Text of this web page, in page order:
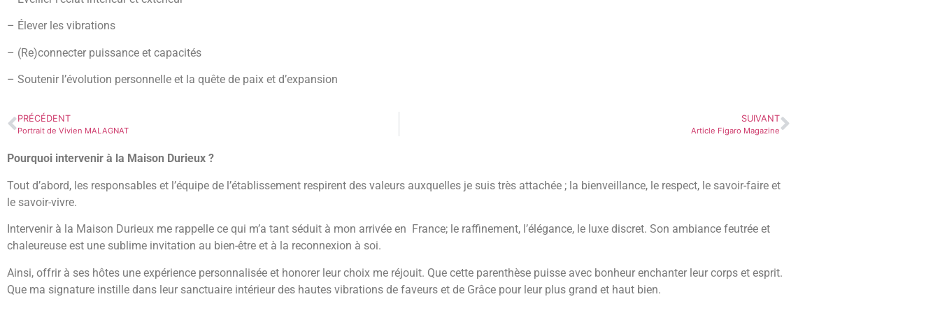
– Élever les vibrations
– (Re)connecter puissance et capacités
– Soutenir l’évolution personnelle et la quête de paix et d’expansion
PRÉCÉDENT
Portrait de Vivien MALAGNAT
SUIVANT
Article Figaro Magazine
Pourquoi intervenir à la Maison Durieux ?
Tout d’abord, les responsables et l’équipe de l’établissement respirent des valeurs auxquelles je suis très attachée ; la bienveillance, le respect, le savoir-faire et
le savoir-vivre.
Intervenir à la Maison Durieux me rappelle ce qui m’a tant séduit à mon arrivée en France; le raffinement, l’élégance, le luxe discret. Son ambiance feutrée et
chaleureuse est une sublime invitation au bien-être et à la reconnexion à soi.
Ainsi, offrir à ses hôtes une expérience personnalisée et honorer leur choix me réjouit. Que cette parenthèse puisse avec bonheur enchanter leur corps et esprit.
Que ma signature instille dans leur sanctuaire intérieur des hautes vibrations de faveurs et de Grâce pour leur plus grand et haut bien.